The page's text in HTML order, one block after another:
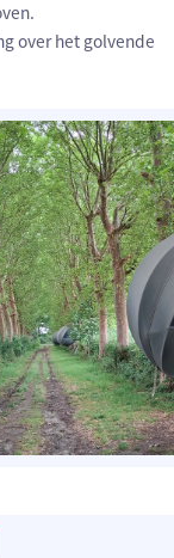
over het golvende